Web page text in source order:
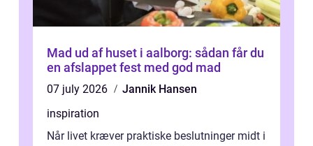
Mad ud af huset i aalborg: sådan får du
en afslappet fest med god mad
07 july 2026
Jannik Hansen
inspiration
Når livet kræver praktiske beslutninger midt i